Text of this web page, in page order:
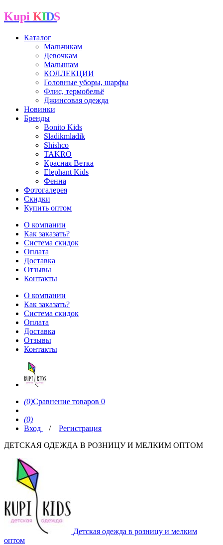
Kupi K I D S
Каталог
Мальчикам
Девочкам
Малышам
КОЛЛЕКЦИИ
Головные уборы, шарфы
Флис, термобельё
Джинсовая одежда
Новинки
Бренды
Bonito Kids
Sladikmladik
Shishco
TAKRO
Красная Ветка
Elephant Kids
Фенна
Фотогалерея
Скидки
Купить оптом
О компании
Как заказать?
Система скидок
Оплата
Доставка
Отзывы
Контакты
О компании
Как заказать?
Система скидок
Оплата
Доставка
Отзывы
Контакты
(0)Сравнение товаров 0
(0)
Вход
/
Регистрация
ДЕТСКАЯ ОДЕЖДА В РОЗНИЦУ И МЕЛКИМ ОПТОМ
Детская одежда в розницу и мелким
оптом